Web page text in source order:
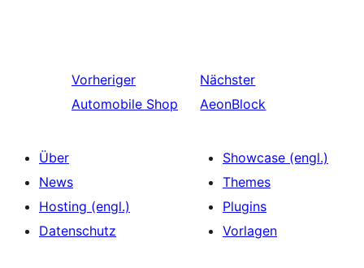
Vorheriger
Automobile Shop
Nächster
AeonBlock
Über
News
Hosting (engl.)
Datenschutz
Showcase (engl.)
Themes
Plugins
Vorlagen